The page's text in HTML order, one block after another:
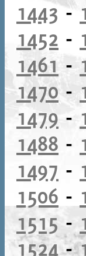
1443-
1452 -
1461 -
1470-
1479 -
1488 -
1497 -
1506 -
1515-
1524-